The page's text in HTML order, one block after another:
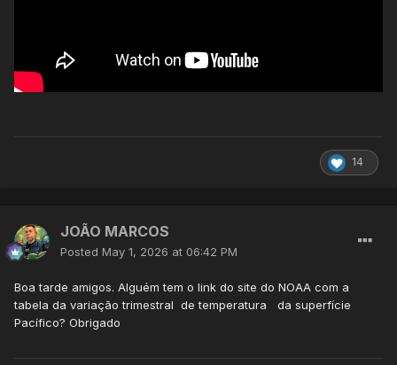
14
JOÃO MARCOS
Posted May 1, 2026 at 06:42 PM
Boa tarde amigos. Alguém tem o link do site do NOAA com a
tabela da variação trimestral de temperatura da superfície
Pacífico? Obrigado